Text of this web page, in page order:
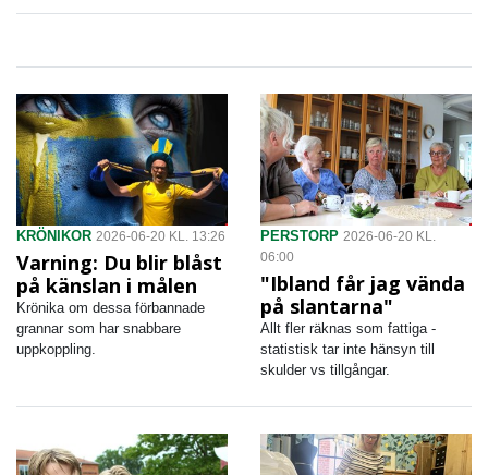
KRÖNIKOR 2026-06-20 KL. 13:26
Varning: Du blir blåst
på känslan i målen
Krönika om dessa förbannade
grannar som har snabbare
uppkoppling.
PERSTORP 2026-06-20 KL.
06:00
"Ibland får jag vända
på slantarna"
Allt fler räknas som fattiga -
statistisk tar inte hänsyn till
skulder vs tillgångar.